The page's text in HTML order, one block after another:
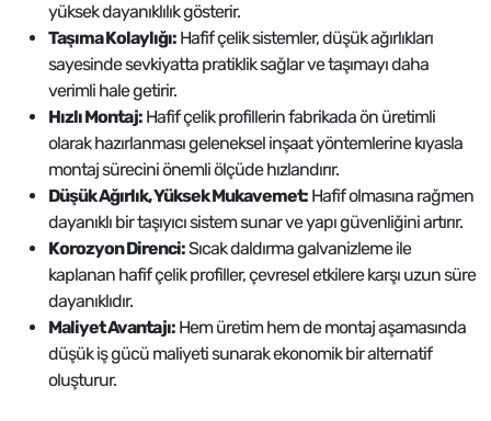
yüksek dayanıklılık gösterir.
Taşıma Kolaylığı: Hafif çelik sistemler, düşük ağırlıkları
sayesinde sevkiyatta pratiklik sağlar ve taşımayı daha
verimli hale getirir.
Hızlı Montaj: Hafif çelik profillerin fabrikada ön üretimli
olarak hazırlanması geleneksel inşaat yöntemlerine kıyasla
montaj sürecini önemli ölçüde hızlandırır.
Düşük Ağırlık, Yüksek Mukavemet: Hafif olmasına rağmen
dayanıklı bir taşıyıcı sistem sunar ve yapı güvenliğini artırır.
Korozyon Direnci:Sıcak daldırma galvanizleme ile
kaplanan hafif çelik profiller, çevresel etkilere karşı uzun süre
dayanıklıdır.
Maliyet Avantajı: Hem üretim hem de montaj aşamasında
düşük iş gücü maliyeti sunarak ekonomik bir alternatif
oluşturur.